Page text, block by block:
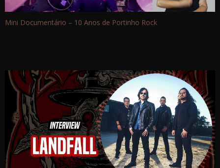
Mini Documentário – 10 Anos de Portinho Rock